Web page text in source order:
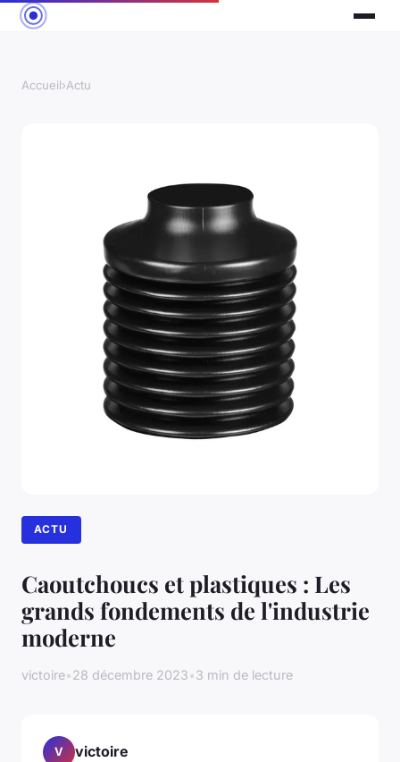
Accueil›Actu
ACTU
Caoutchoucs et plastiques : Les
grands fondements de l'industrie
moderne
victoire•28 décembre 2023•3 min de lecture
V victoire